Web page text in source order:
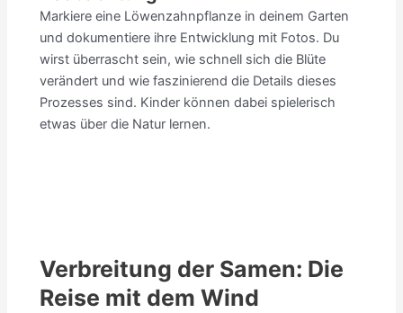
Markiere eine Löwenzahnpflanze in deinem Garten
und dokumentiere ihre Entwicklung mit Fotos. Du
wirst überrascht sein, wie schnell sich die Blüte
verändert und wie faszinierend die Details dieses
Prozesses sind. Kinder können dabei spielerisch
etwas über die Natur lernen.
Verbreitung der Samen: Die
Reise mit dem Wind